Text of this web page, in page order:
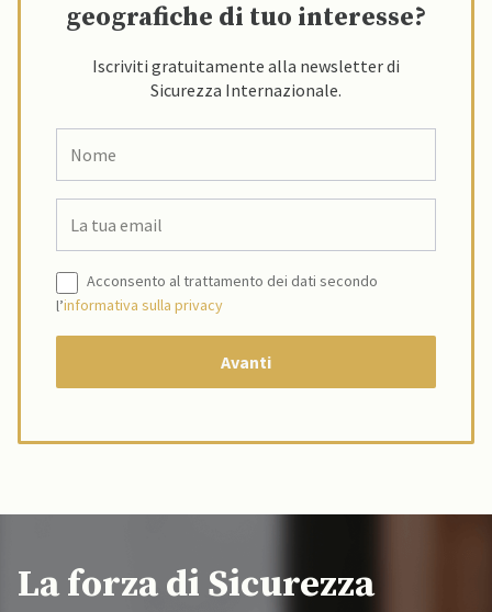
geografiche di tuo interesse?
Iscriviti gratuitamente alla newsletter di
Sicurezza Internazionale.
Acconsento al trattamento dei dati secondo
l’informativa sulla privacy
La forza di Sicurezza